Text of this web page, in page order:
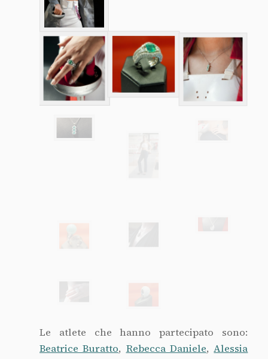
Le atlete che hanno partecipato sono:
Beatrice Buratto, Rebecca Daniele,Alessia